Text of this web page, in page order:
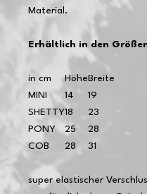
Material.
Erhältlich in den
in cm Höhe Breite
MINI
14
19
SHETTY18
23
PONY
25
28
COB
28 31
super elastischer